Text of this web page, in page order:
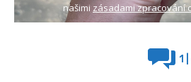
našimi zásadami zpracování
1